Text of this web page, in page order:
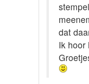
dat
Ik hoor